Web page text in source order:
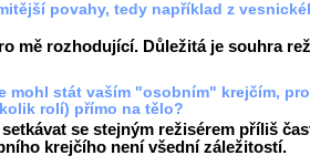
povahy, tedy například z
mě rozhodující. Důležitá je souhra
mohl stát vaším "osobním" krejčím,
rolí) přímo na tělo?
se stejným režisérem příliš
krejčího není všední záležitostí.